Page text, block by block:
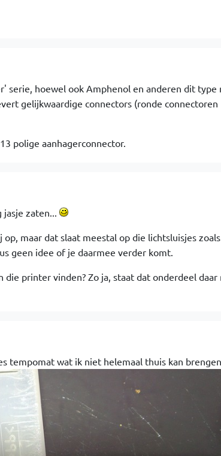
serie, hoewel ook Amphenol en anderen dit type
gelijkwaardige connectors (ronde connectoren
polige aanhagerconnector.
zaten...
maar dat slaat meestal op die lichtsluisjes
geen idee of je daarmee verder komt.
die printer vinden? Zo ja, staat dat onderdeel daar
tempomat wat ik niet helemaal thuis kan